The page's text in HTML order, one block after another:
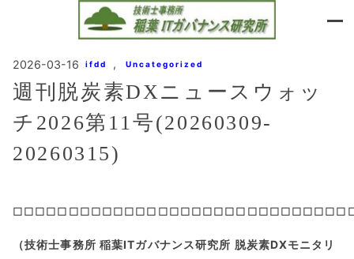
2026-03-16 ifdd , Uncategorized
週刊脱炭素DXニュースウォッ
チ2026第11号(20260309-
20260315)
（技術士事務所 稲葉ITガバナンス研究所 脱炭素DXモニタリ